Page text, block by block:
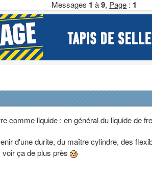
Messages 1 à9, Page : 1
comme liquide : en général du liquide de
d'une durite, du maître cylindre, des
ça de plus près